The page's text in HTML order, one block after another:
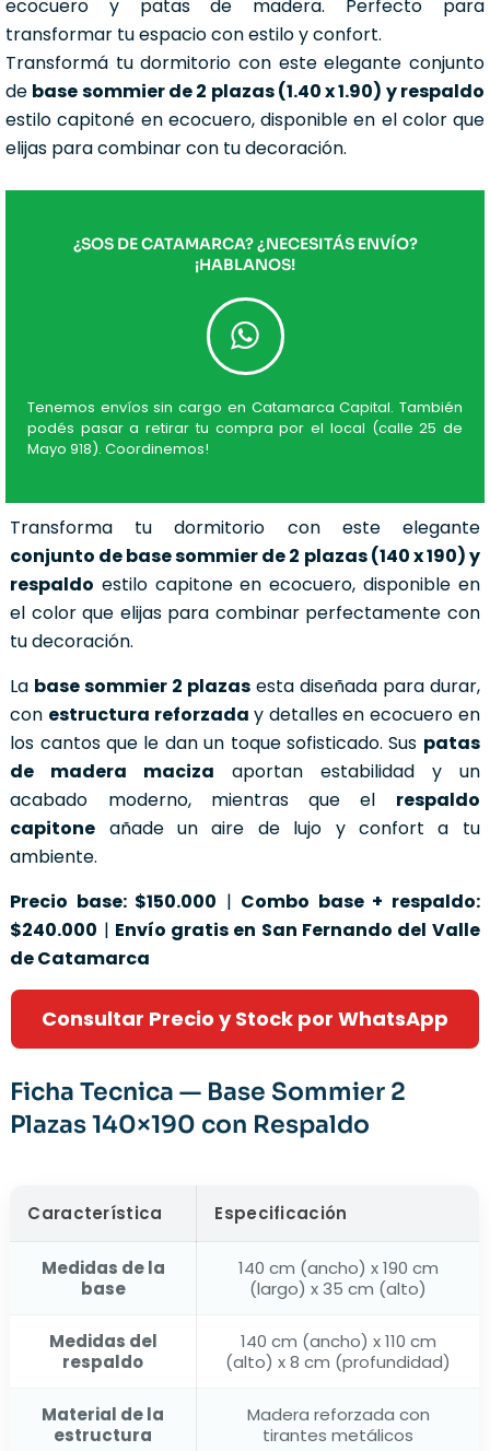
ecocuero y patas de madera. Perfecto para
transformar tu espacio con estilo y confort.
Transformá tu dormitorio con este elegante conjunto
de base sommier de 2 plazas (1.40 x 1.90) y respaldo
estilo capitoné en ecocuero, disponible en el color que
elijas para combinar con tu decoración.
¿SOS DE CATAMARCA? ¿NECESITÁS ENVÍO?
¡HABLANOS!
Tenemos envíos sin cargo en Catamarca Capital. También
podés pasar a retirar tu compra por el local (calle 25 de
Mayo 918). Coordinemos!
Transforma tu dormitorio con este elegante
conjunto de base sommier de 2 plazas (140 x 190) y
respaldo estilo capitone en ecocuero, disponible en
el color que elijas para combinar perfectamente con
tu decoración.
La base sommier 2 plazas esta diseñada para durar,
con estructura reforzada y detalles en ecocuero en
los cantos que le dan un toque sofisticado. Sus patas
de madera maciza aportan estabilidad y un
acabado moderno, mientras que el respaldo
capitone añade un aire de lujo y confort a tu
ambiente.
Precio base: $150.000 | Combo base + respaldo:
$240.000 | Envío gratis en San Fernando del Valle
de Catamarca
Consultar Precio y Stock por WhatsApp
Ficha Tecnica — Base Sommier 2
Plazas 140×190 con Respaldo
Característica Especificación
Medidas de la
base
140 cm (ancho) x 190 cm
(largo) x 35 cm (alto)
Medidas del
respaldo
140 cm (ancho) x 110 cm
(alto) x 8 cm (profundidad)
Material de la
estructura
Madera reforzada con
tirantes metálicos